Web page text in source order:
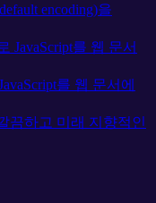
encoding)을
JavaScript를 웹 문서
를 웹 문서에
끔하고 미래 지향적인